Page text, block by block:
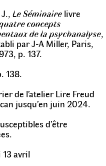
Le Séminaire livre
concepts
de la psychanalyse,
par J-A Miller, Paris,
p. 137.
138.
de l’atelier Lire Freud
jusqu’en juin 2024.
d’être
13 avril